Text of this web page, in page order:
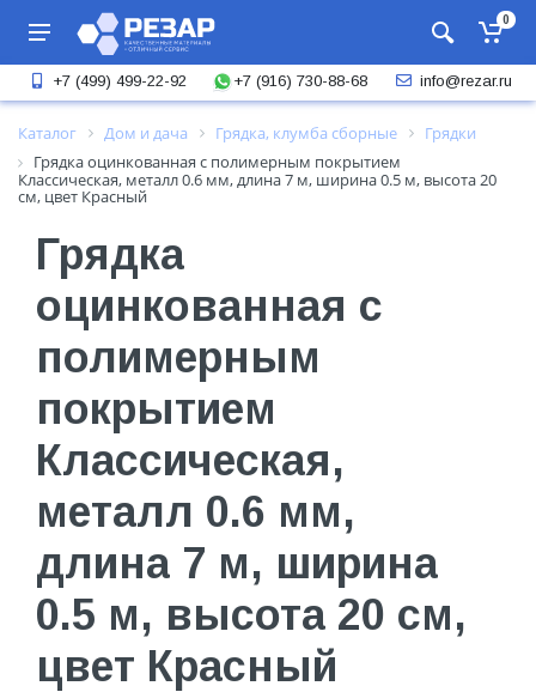
0
+7 (499) 499-22-92 +7 (916) 730-88-68 info@rezar.ru
Каталог Дом и дача Грядка, клумба сборные
Грядки
Грядка оцинкованная с полимерным покрытием
Классическая, металл 0.6 мм, длина 7 м, ширина 0.5 м, высота 20
см, цвет Красный
Грядка
оцинкованная с
полимерным
покрытием
Классическая,
металл 0.6 мм,
длина 7 м, ширина
0.5 м, высота 20 см,
цвет Красный